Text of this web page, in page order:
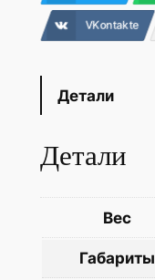
VKontakte
Детали
Детали
Вес
Габариты